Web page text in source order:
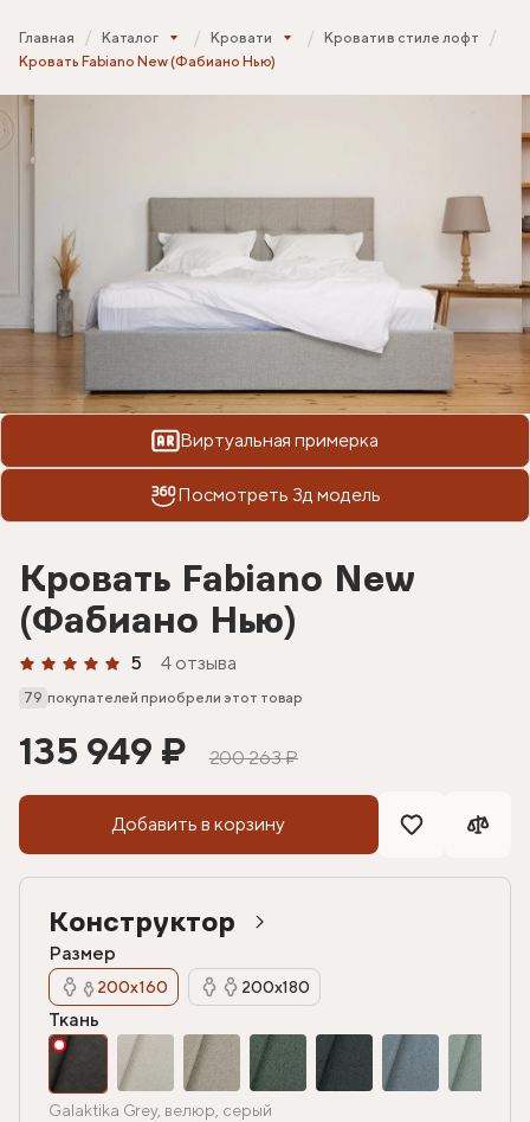
Главная Каталог Кровати
Кровати в стиле лофт
Кровать Fabiano New (Фабиано Нью)
Виртуальная примерка
Посмотреть 3д модель
Кровать Fabiano New
(Фабиано Нью)
5 4 отзыва
79 покупателей приобрели этот товар
135 949 ₽ 200 263 ₽
Добавить в корзину
Конструктор
Размер
200х160 200х180
Ткань
Galaktika Grey, велюр, серый